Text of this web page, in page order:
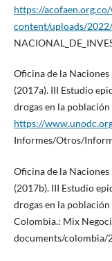
https://
content/uploads/2022/
Oficina de la
(2017a). III Estudio
drogas en la
https://
Informes/Otros/
Oficina de la
(2017b). III Estudio
drogas en la
Colombia.: Mix
documents/